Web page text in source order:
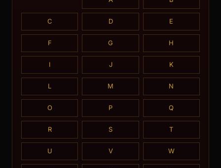
C D E
F G H
I J K
L M N
O P Q
R S T
U V W